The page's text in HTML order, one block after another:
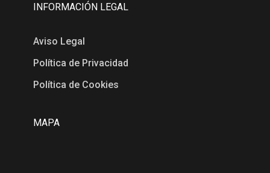
INFORMACIÓN LEGAL
Aviso Legal
Política de Privacidad
Política de Cookies
MAPA